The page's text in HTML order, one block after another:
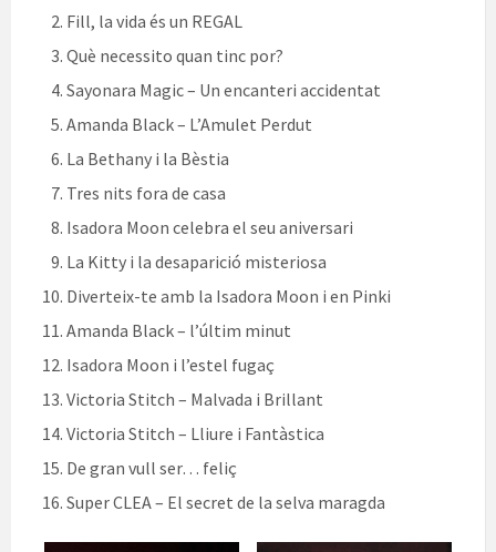
Fill, la vida és un REGAL
Què necessito quan tinc por?
Sayonara Magic – Un encanteri accidentat
Amanda Black – L’Amulet Perdut
La Bethany i la Bèstia
Tres nits fora de casa
Isadora Moon celebra el seu aniversari
La Kitty i la desaparició misteriosa
Diverteix-te amb la Isadora Moon i en Pinki
Amanda Black – l’últim minut
Isadora Moon i l’estel fugaç
Victoria Stitch – Malvada i Brillant
Victoria Stitch – Lliure i Fantàstica
De gran vull ser… feliç
Super CLEA – El secret de la selva maragda